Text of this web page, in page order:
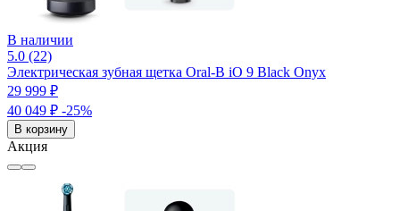
В наличии
5.0 (22)
Электрическая зубная щетка Oral-B iO 9 Black Onyx
29 999 ₽
40 049 ₽ -25%
В корзину
Акция